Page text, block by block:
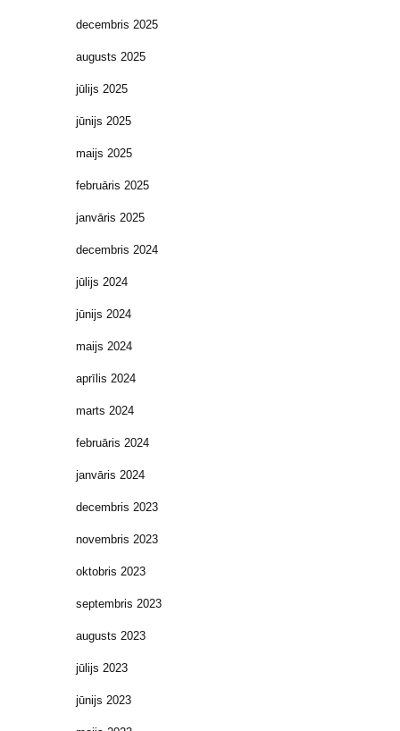
decembris 2025
augusts 2025
jūlijs 2025
jūnijs 2025
maijs 2025
februāris 2025
janvāris 2025
decembris 2024
jūlijs 2024
jūnijs 2024
maijs 2024
aprīlis 2024
marts 2024
februāris 2024
janvāris 2024
decembris 2023
novembris 2023
oktobris 2023
septembris 2023
augusts 2023
jūlijs 2023
jūnijs 2023